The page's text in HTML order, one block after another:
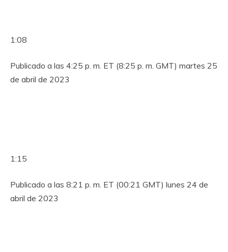
1:08
Publicado a las 4:25 p. m. ET (8:25 p. m. GMT) martes 25
de abril de 2023
1:15
Publicado a las 8:21 p. m. ET (00:21 GMT) lunes 24 de
abril de 2023